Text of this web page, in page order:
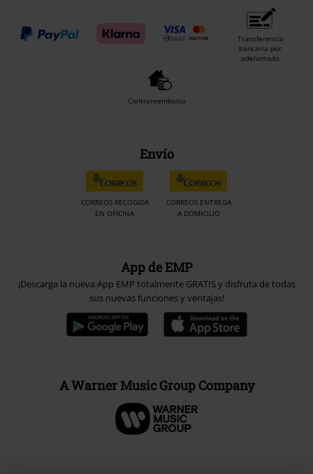
Transferencia
bancaria por
adelantado
Contrareembolso
Envío
CORREOS RECOGIDA
EN OFICINA
CORREOS ENTREGA
A DOMICILIO
App de EMP
¡Descarga la nueva App EMP totalmente GRATIS y disfruta de todas
sus nuevas funciones y ventajas!
A Warner Music Group Company